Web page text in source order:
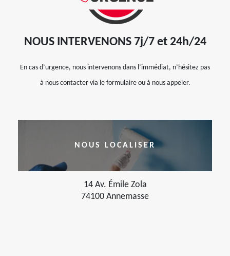
NOUS INTERVENONS 7j/7 et 24h/24
En cas d’urgence, nous intervenons dans l’immédiat, n’hésitez pas
à nous contacter via le formulaire ou à nous appeler.
NOUS LOCALISER
14 Av. Émile Zola
74100 Annemasse